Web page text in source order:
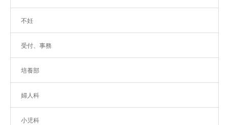
不妊
受付、事務
培養部
婦人科
小児科